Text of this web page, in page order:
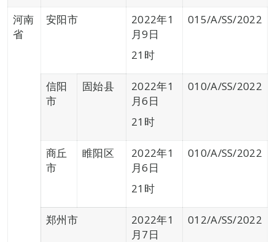
河南
省
安阳市
2022年1
月9日
21时
015/A/SS/2022
信阳
市
固始县
2022年1
月6日
21时
010/A/SS/2022
商丘
市
睢阳区
2022年1
月6日
21时
010/A/SS/2022
郑州市
2022年1
月7日
012/A/SS/2022